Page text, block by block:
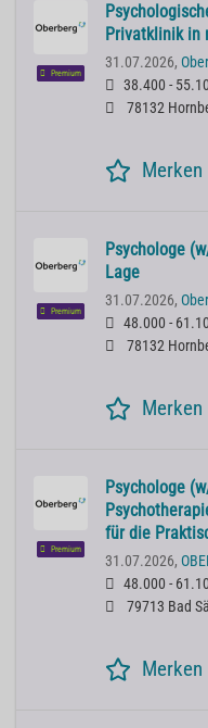
Premium
Privatklinik in
31.07.2026,
38.400 -
78132
Merken
Premium
Psychologe
Lage
31.07.2026,
48.000 -
78132
Merken
Premium
Psychologe
für die
31.07.2026,
48.000 -
79713 Bad
Merken